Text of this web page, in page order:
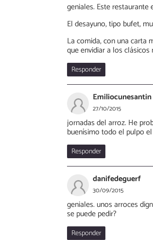
geniales. Este
El desayuno, tipo bufet,
La comida, con una carta
que envidiar a los
Responder
Emiliocunesantin
27/10/2015
jornadas del arroz. He
buenísimo todo el pulpo
Responder
danifedeguerf
30/09/2015
geniales. unos arroces
se puede pedir?
Responder